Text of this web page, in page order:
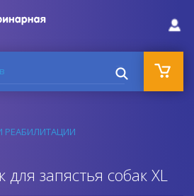
РЕАБИЛИТАЦИИ
запястья собак XL